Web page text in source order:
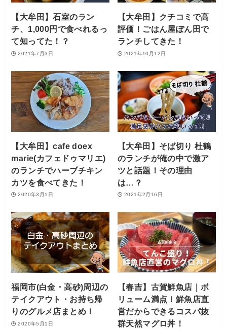
【大牟田】石室のラン
チ、1,000円で食べれるっ
て知ってた！？
2021年7月3日
【大牟田】クチコミで高
評価！ごはん屋ぽん田で
ランチしてきた！
2021年10月12日
【大牟田】cafe doex
marie(カフェドゥマリエ)
のランチでハーブチキン
カツを食べてきた！
2020年3月1日
【大牟田】そば切り 杜鶴
のランチが俺の中で激ア
ツと話題！その理由
は…？
2021年2月16日
福岡市(白金・高砂)周辺の
テイクアウト・お持ち帰
りのグルメ店まとめ！
2020年5月1日
【春吉】古賀鮮魚店｜ボ
リューム満点！鮮魚店直
営だからできるコスパ抜
群天然マグロ丼！